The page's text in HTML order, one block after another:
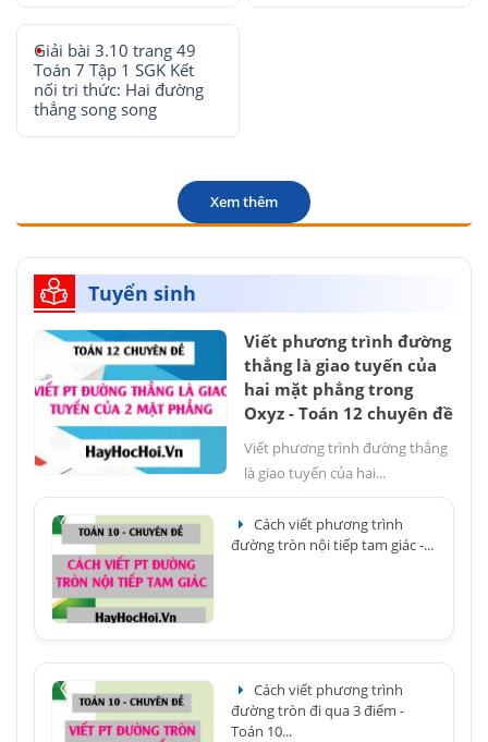
Giải bài 3.10 trang 49
Toán 7 Tập 1 SGK Kết
nối tri thức: Hai đường
thẳng song song
Xem thêm
Tuyển sinh
Viết phương trình đường
thẳng là giao tuyến của
hai mặt phẳng trong
Oxyz - Toán 12 chuyên đề
Viết phương trình đường thẳng
là giao tuyến của hai...
Cách viết phương trình
đường tròn nội tiếp tam giác -...
Cách viết phương trình
đường tròn đi qua 3 điểm -
Toán 10...